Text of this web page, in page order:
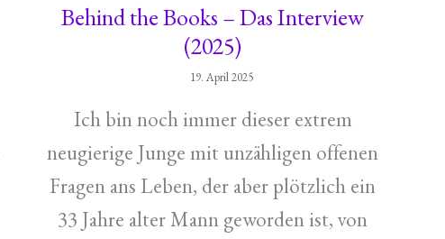
Behind the Books – Das Interview
(2025)
19. April 2025
Ich bin noch immer dieser extrem
neugierige Junge mit unzähligen offenen
Fragen ans Leben, der aber plötzlich ein
33 Jahre alter Mann geworden ist, von